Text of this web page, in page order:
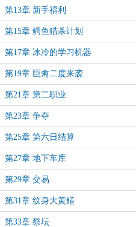
第13章 新手福利
第15章 鳄鱼猎杀计划
第17章 冰冷的学习机器
第19章 巨禽二度来袭
第21章 第二职业
第23章 争夺
第25章 第六日结算
第27章 地下车库
第29章 交易
第31章 纹身大黄鳝
第33章 祭坛